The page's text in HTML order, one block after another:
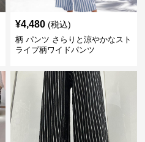
¥4,480 (税込)
柄 パンツ さらりと涼やかなスト
ライプ柄ワイドパンツ